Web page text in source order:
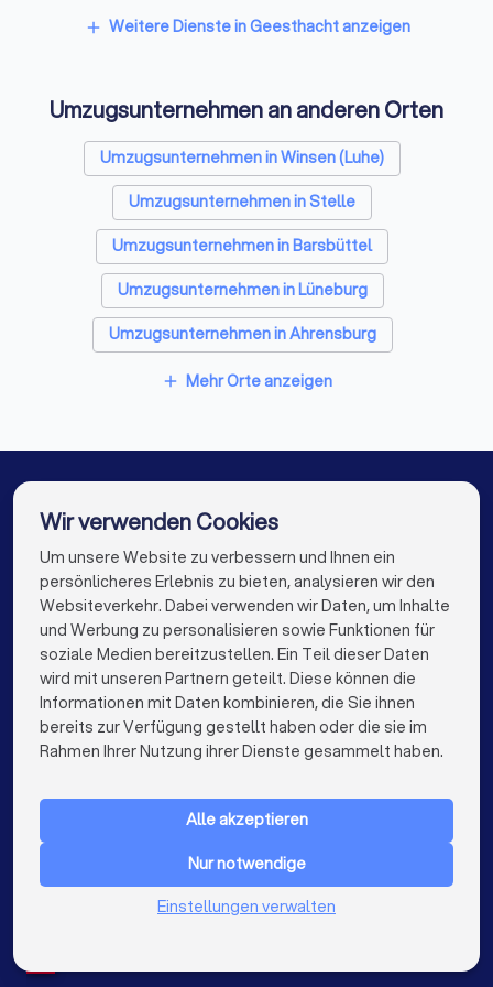
Spezialisten für Dämmung in Geesthacht
Sicherheitstechniker in Geesthacht
Trockenbauer in Geesthacht
Entrümpelungsfirmen in Geesthacht
Sanitärinstallateure in Geesthacht
Fliesenleger in Geesthacht
Fensterbauer in Geesthacht
Bodenleger in Geesthacht
add Weitere Dienste in Geesthacht anzeigen
Umzugsunternehmen an anderen Orten
Umzugsunternehmen in Winsen (Luhe)
Umzugsunternehmen in Stelle
Umzugsunternehmen in Barsbüttel
Umzugsunternehmen in Lüneburg
Umzugsunternehmen in Ahrensburg
Umzugsunternehmen in Mölln (Schleswig-Holstein)
Umzugsunternehmen in Norderstedt
Umzugsunternehmen in Halstenbek
Umzugsunternehmen in Berlin
Umzugsunternehmen in München
Umzugsunternehmen in Köln
Umzugsunternehmen in Frankfurt am Main
Umzugsunternehmen in Düsseldorf
Umzugsunternehmen in Dortmund
Umzugsunternehmen in Essen
add Mehr Orte anzeigen
Die besten Umzugsunternehmen für Sie
info@trustlocal.de
FÜR PRIVATPERSONEN
Niederlande
Wir verwenden Cookies
Um unsere Website zu verbessern und Ihnen ein
persönlicheres Erlebnis zu bieten, analysieren wir den
Websiteverkehr. Dabei verwenden wir Daten, um Inhalte
und Werbung zu personalisieren sowie Funktionen für
soziale Medien bereitzustellen. Ein Teil dieser Daten
wird mit unseren Partnern geteilt. Diese können die
Informationen mit Daten kombinieren, die Sie ihnen
bereits zur Verfügung gestellt haben oder die sie im
Rahmen Ihrer Nutzung ihrer Dienste gesammelt haben.
Alle akzeptieren
Nur notwendige
Einstellungen verwalten